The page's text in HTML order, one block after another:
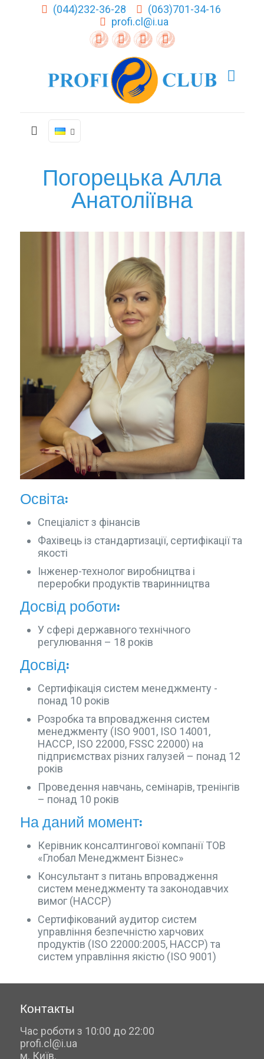
(044)232-36-28
(063)701-34-16
profi.cl@i.ua
Погорецька Алла
Анатоліївна
Освіта:
Спеціаліст з фінансів
Фахівець із стандартизації, сертифікації та
якості
Інженер-технолог виробництва і
переробки продуктів тваринництва
Досвід роботи:
У сфері державного технічного
регулювання – 18 років
Досвід:
Сертифікація систем менеджменту -
понад 10 років
Розробка та впровадження систем
менеджменту (ISO 9001, ISO 14001,
НАССР, ISO 22000, FSSC 22000) на
підприємствах різних галузей – понад 12
років
Проведення навчань, семінарів, тренінгів
– понад 10 років
На даний момент:
Керівник консалтингової компанії ТОВ
«Глобал Менеджмент Бізнес»
Консультант з питань впровадження
систем менеджменту та законодавчих
вимог (НАССР)
Сертифікований аудитор систем
управління безпечністю харчових
продуктів (ISO 22000:2005, НАССР) та
систем управління якістю (ISO 9001)
Контакты
Час роботи з 10:00 до 22:00
profi.cl@i.ua
м. Київ.